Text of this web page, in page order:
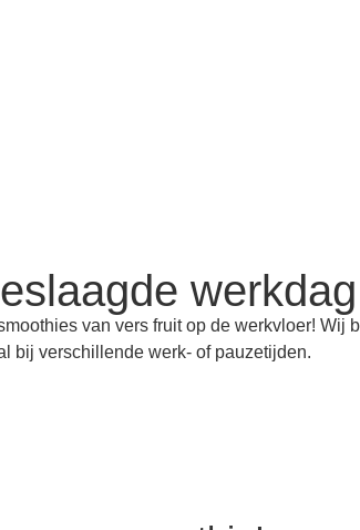
van vers fruit op de werkvloer!
bij verschillende werk- of pauzetijden.